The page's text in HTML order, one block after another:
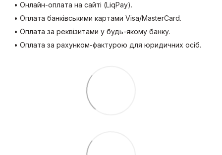
• Онлайн-оплата на сайті (LiqPay).
• Оплата банківськими картами Visa/MasterCard.
• Оплата за реквізитами у будь-якому банку.
• Оплата за рахунком-фактурою для юридичних осіб.